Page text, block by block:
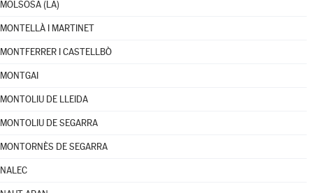
MOLSOSA (LA)
MONTELLÀ I MARTINET
MONTFERRER I CASTELLBÒ
MONTGAI
MONTOLIU DE LLEIDA
MONTOLIU DE SEGARRA
MONTORNÈS DE SEGARRA
NALEC